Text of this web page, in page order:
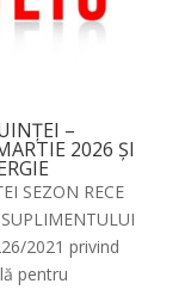
–
2026 ȘI
SEZON RECE
2021 privind
pentru